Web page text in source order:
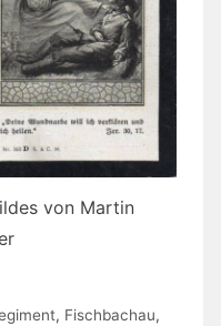
von Martin
, Fischbachau,